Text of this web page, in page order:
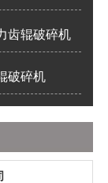
齿辊破碎机
破碎机